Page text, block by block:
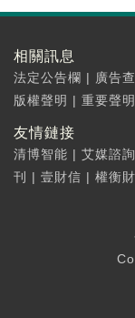
相關訊息
法定公告欄 | 廣告
版權聲明 | 重要聲明
友情鏈接
清博智能 | 艾媒諮詢
刊
| 壹財信 | 權衡